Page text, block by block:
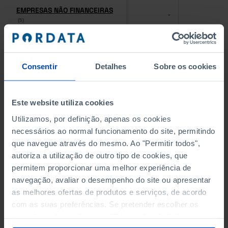
Consentir Detalhes Sobre os cookies
Este website utiliza cookies
Utilizamos, por definição, apenas os cookies
necessários ao normal funcionamento do site, permitindo
que navegue através do mesmo. Ao "Permitir todos",
autoriza a utilização de outro tipo de cookies, que
permitem proporcionar uma melhor experiência de
navegação, avaliar o desempenho do site ou apresentar
as melhores ofertas de produtos e serviços, de acordo
com as suas preferências. Se pretender escolher os
EMPRESAS NÃO FINANCEIRAS
(5)
EMPRESAS NÃO FINANCEIRAS
(5)
-
(5)
(5)
QUATRO MAIORES EMPRESAS
DO MUNICÍPIO (%)
Empresas não financeiras
QUATRO MAIORES EMPRESAS
DO MUNICÍPIO (%)
Empresas não financeiras
VOLUME DE NEGÓCIOS DAS
QUATRO MAIORES EMPRESAS
DO MUNICÍPIO (%)
Empresas não financeiras
VOLUME DE NEGÓCIOS DAS
QUATRO MAIORES EMPRESAS
DO MUNICÍPIO (%)
Empresas não financeiras
-
BANCOS, CAIXAS ECONÓMICAS
BANCOS, CAIXAS ECONÓMICAS